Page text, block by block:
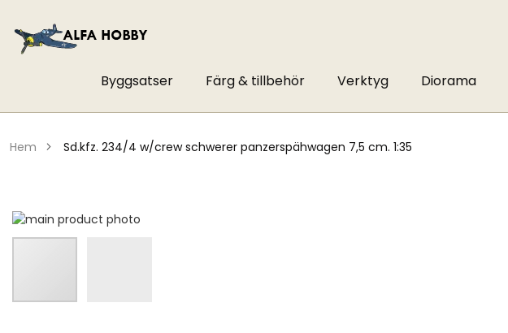
Byggsatser Färg & tillbehör Verktyg Diorama
hem sd.kfz. 234/4 w/crew schwerer panzerspähwagen 7,5 cm. 1:35
Hoppa
till